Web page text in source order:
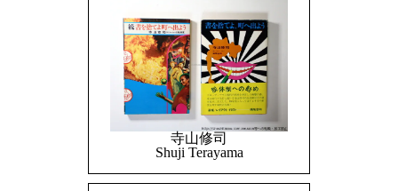
寺山修司
Shuji Terayama